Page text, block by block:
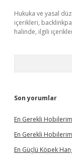
Hukuka ve yasal
içerikleri,
halinde, ilgili
Son yorumlar
En Gerekli
En Gerekli
En Güçlü Köpek